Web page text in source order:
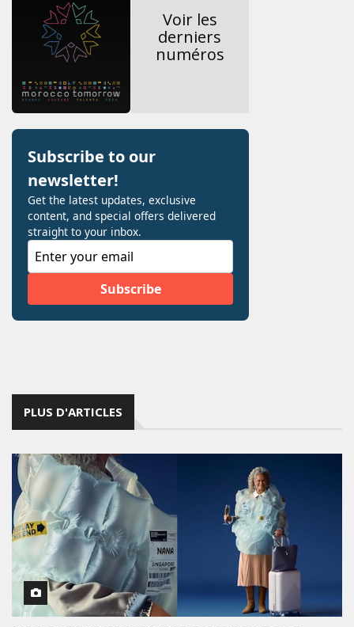
Voir les
derniers
numéros
PLUS D'ARTICLES